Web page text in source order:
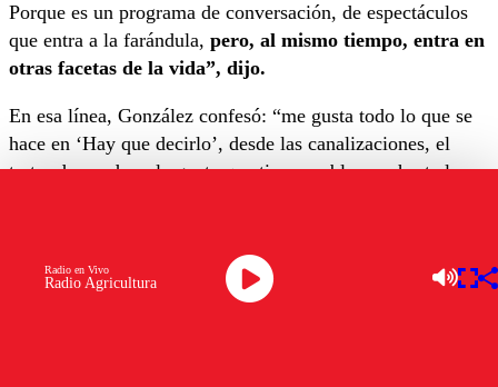
Porque es un programa de conversación, de espectáculos
que entra a la farándula, pero, al mismo tiempo, entra en
otras facetas de la vida”, dijo.
En esa línea, González confesó: “me gusta todo lo que se
hace en ‘Hay que decirlo’, desde las canalizaciones, el
tratar de ayudar a la gente que tiene problemas, hasta las
“Es un programa muy bien armado y que se aparta
absolutamente del resto de la oferta televisiva”, afirmó.
Radio Agricultura
Radio en Vivo